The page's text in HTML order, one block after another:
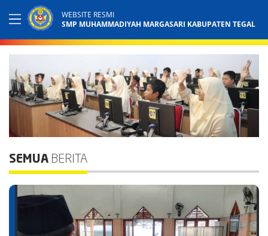
WEBSITE RESMI
SMP MUHAMMADIYAH MARGASARI KABUPATEN TEGAL
SEMUA BERITA